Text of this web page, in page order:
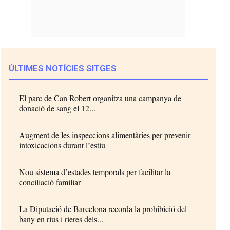
ÚLTIMES NOTÍCIES SITGES
El parc de Can Robert organitza una campanya de
donació de sang el 12...
Augment de les inspeccions alimentàries per prevenir
intoxicacions durant l’estiu
Nou sistema d’estades temporals per facilitar la
conciliació familiar
La Diputació de Barcelona recorda la prohibició del
bany en rius i rieres dels...